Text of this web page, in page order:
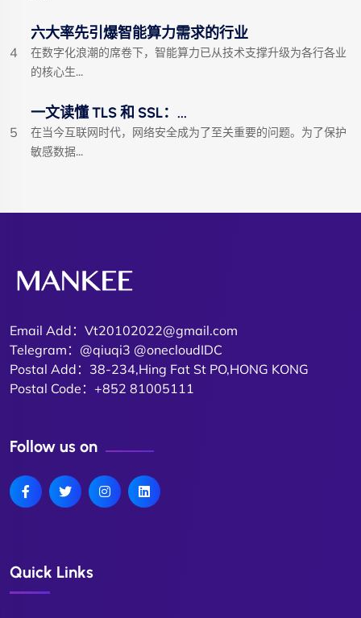
4
六大率先引爆智能算力需求的行业
在数字化浪潮的席卷下，智能算力已从技术支撑升级为各行各业
的核心生...
5
一文读懂 TLS 和 SSL：...
在当今互联网时代，网络安全成为了至关重要的问题。为了保护
敏感数据...
Email Add：Vt20102022@gmail.com
Telegram：@qiuqi3 @onecloudIDC
Postal Add：38-234,Hing Fat St PO,HONG KONG
Postal Code：+852 81005111
Follow us on
Quick Links